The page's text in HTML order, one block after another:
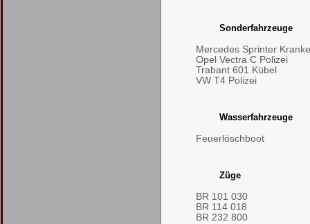
Sonderfahrzeuge
Mercedes Sprinter
Opel Vectra C Polizei
Trabant 601 Kübel
VW T4 Polizei
Wasserfahrzeuge
Feuerlöschboot
Züge
BR 101 030
BR 114 018
BR 232 800